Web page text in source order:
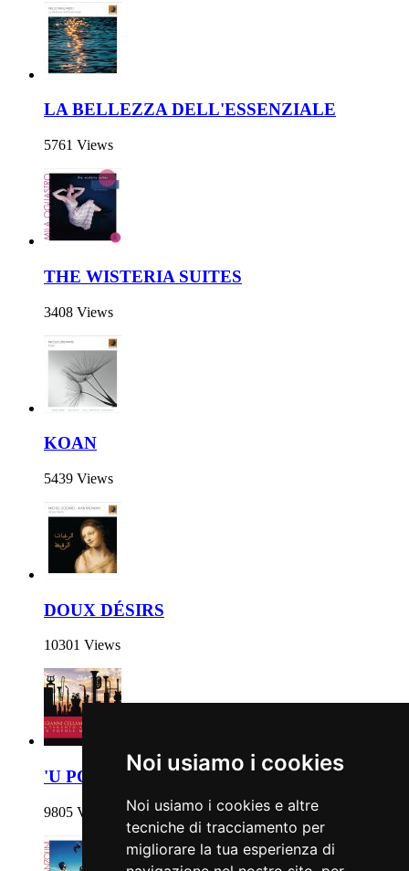
Noi usiamo i cookies
Noi usiamo i cookies e altre
tecniche di tracciamento per
migliorare la tua esperienza di
LA BELLEZZA DELL'ESSENZIALE
5761 Views
THE WISTERIA SUITES
3408 Views
KOAN
5439 Views
DOUX DÉSIRS
10301 Views
'U POPOLE MIJE
9805 Views